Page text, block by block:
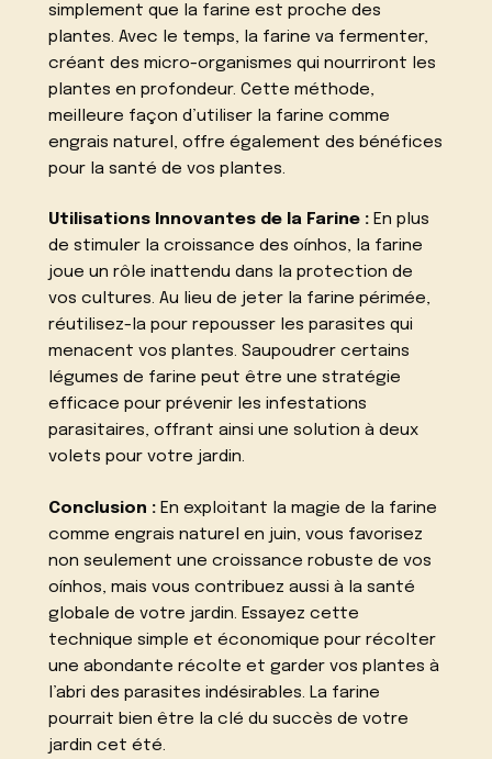
simplement que la farine est proche des
plantes. Avec le temps, la farine va fermenter,
créant des micro-organismes qui nourriront les
plantes en profondeur. Cette méthode,
meilleure façon d’utiliser la farine comme
engrais naturel, offre également des bénéfices
pour la santé de vos plantes.
Utilisations Innovantes de la Farine : En plus
de stimuler la croissance des oínhos, la farine
joue un rôle inattendu dans la protection de
vos cultures. Au lieu de jeter la farine périmée,
réutilisez-la pour repousser les parasites qui
menacent vos plantes. Saupoudrer certains
légumes de farine peut être une stratégie
efficace pour prévenir les infestations
parasitaires, offrant ainsi une solution à deux
volets pour votre jardin.
Conclusion : En exploitant la magie de la farine
comme engrais naturel en juin, vous favorisez
non seulement une croissance robuste de vos
oínhos, mais vous contribuez aussi à la santé
globale de votre jardin. Essayez cette
technique simple et économique pour récolter
une abondante récolte et garder vos plantes à
l’abri des parasites indésirables. La farine
pourrait bien être la clé du succès de votre
jardin cet été.